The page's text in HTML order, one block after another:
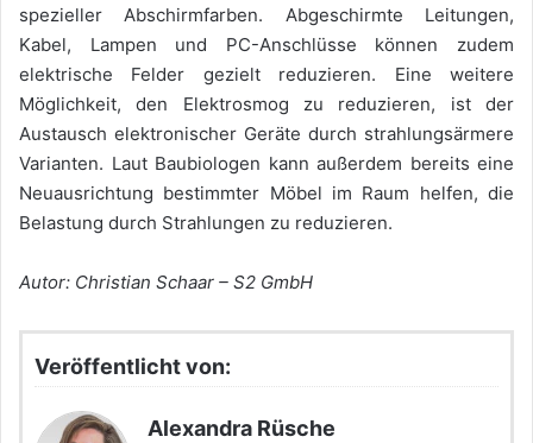
spezieller Abschirmfarben. Abgeschirmte Leitungen,
Kabel, Lampen und PC-Anschlüsse können zudem
elektrische Felder gezielt reduzieren. Eine weitere
Möglichkeit, den Elektrosmog zu reduzieren, ist der
Austausch elektronischer Geräte durch strahlungsärmere
Varianten. Laut Baubiologen kann außerdem bereits eine
Neuausrichtung bestimmter Möbel im Raum helfen, die
Belastung durch Strahlungen zu reduzieren.
Autor: Christian Schaar – S2 GmbH
Veröffentlicht von:
Alexandra Rüsche